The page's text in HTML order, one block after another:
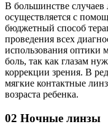
В большинстве случаев
осуществляется с
бюджетный способ
проведения всех
использования оптики
боль, так как глазам
коррекции зрения. В
мягкие контактные
возраста ребенка.
02 Ночные линзы